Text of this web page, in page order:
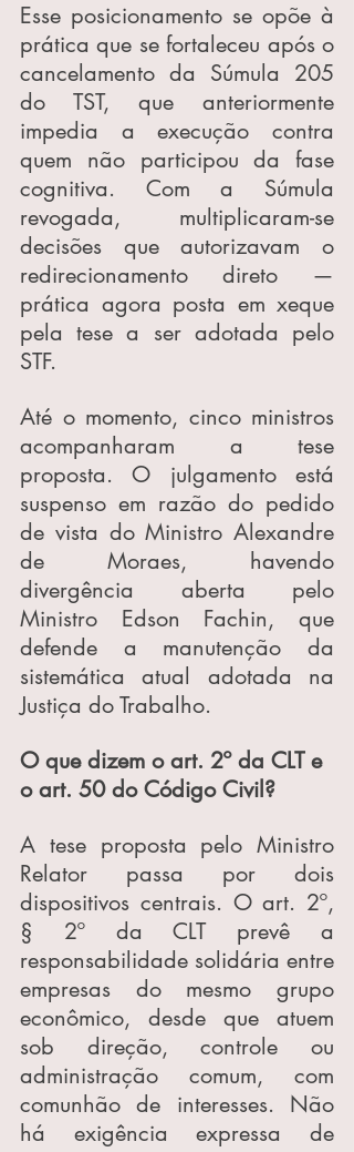
Esse posicionamento se opõe à
prática que se fortaleceu após o
cancelamento da Súmula 205
do TST, que anteriormente
impedia a execução contra
quem não participou da fase
cognitiva. Com a Súmula
revogada, multiplicaram-se
decisões que autorizavam o
redirecionamento direto —
prática agora posta em xeque
pela tese a ser adotada pelo
STF.
Até o momento, cinco ministros
acompanharam a tese
proposta. O julgamento está
suspenso em razão do pedido
de vista do Ministro Alexandre
de Moraes, havendo
divergência aberta pelo
Ministro Edson Fachin, que
defende a manutenção da
sistemática atual adotada na
Justiça do Trabalho.
O que dizem o art. 2º da CLT e
o art. 50 do Código Civil?
A tese proposta pelo Ministro
Relator passa por dois
dispositivos centrais. O art. 2º,
§ 2º da CLT prevê a
responsabilidade solidária entre
empresas do mesmo grupo
econômico, desde que atuem
sob direção, controle ou
administração comum, com
comunhão de interesses. Não
há exigência expressa de